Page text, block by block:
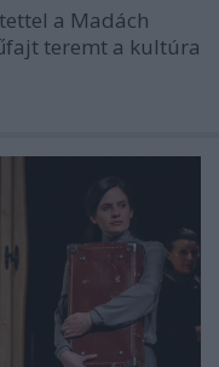
a Madách
teremt a kultúra